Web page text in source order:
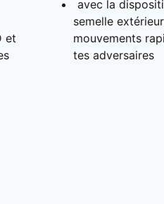
et
avec la
semelle
mouvements
tes adversaires